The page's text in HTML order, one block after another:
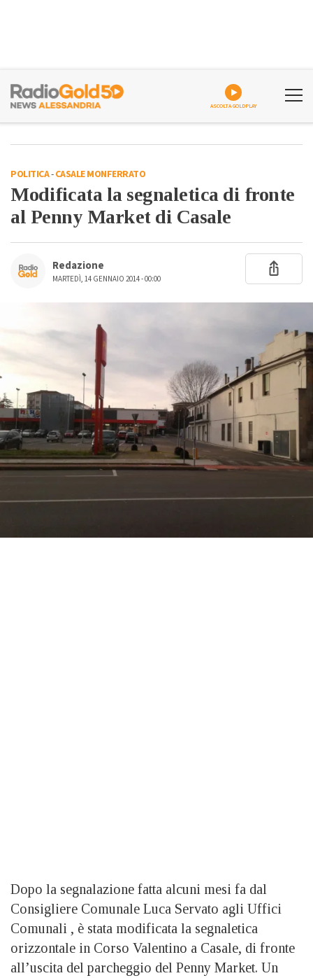
ASCOLTA GOLDPLAY
POLITICA-CASALE MONFERRATO
Modificata la segnaletica di fronte
al Penny Market di Casale
Redazione
MARTEDÌ, 14 GENNAIO 2014 - 00:00
Dopo la segnalazione fatta alcuni mesi fa dal
Consigliere Comunale Luca Servato agli Uffici
Comunali , è stata modificata la segnaletica
orizzontale in Corso Valentino a Casale, di fronte
all’uscita del parcheggio del Penny Market. Un